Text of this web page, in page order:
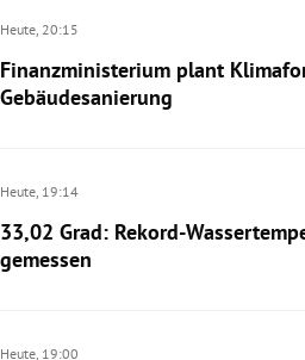
Heute, 20:15
Finanzministerium plant
Gebäudesanierung
Heute, 19:14
33,02 Grad: Rekord-
gemessen
Heute, 19:00